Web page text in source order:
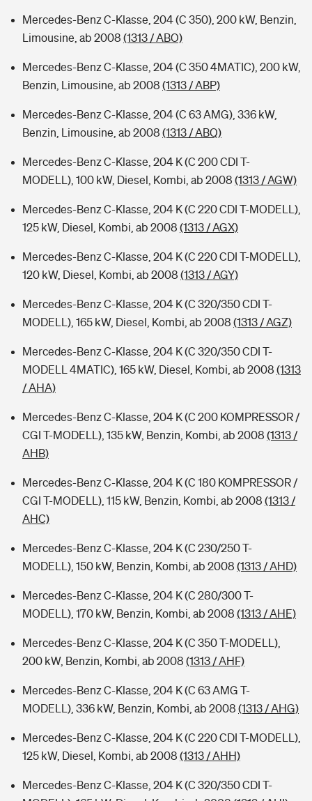
Mercedes-Benz C-Klasse, 204 (C 350), 200 kW, Benzin,
Limousine, ab 2008 (1313 / ABO)
Mercedes-Benz C-Klasse, 204 (C 350 4MATIC), 200 kW,
Benzin, Limousine, ab 2008 (1313 / ABP)
Mercedes-Benz C-Klasse, 204 (C 63 AMG), 336 kW,
Benzin, Limousine, ab 2008 (1313 / ABQ)
Mercedes-Benz C-Klasse, 204 K (C 200 CDI T-
MODELL), 100 kW, Diesel, Kombi, ab 2008 (1313 / AGW)
Mercedes-Benz C-Klasse, 204 K (C 220 CDI T-MODELL),
125 kW, Diesel, Kombi, ab 2008 (1313 / AGX)
Mercedes-Benz C-Klasse, 204 K (C 220 CDI T-MODELL),
120 kW, Diesel, Kombi, ab 2008 (1313 / AGY)
Mercedes-Benz C-Klasse, 204 K (C 320/350 CDI T-
MODELL), 165 kW, Diesel, Kombi, ab 2008 (1313 / AGZ)
Mercedes-Benz C-Klasse, 204 K (C 320/350 CDI T-
MODELL 4MATIC), 165 kW, Diesel, Kombi, ab 2008 (1313
/ AHA)
Mercedes-Benz C-Klasse, 204 K (C 200 KOMPRESSOR /
CGI T-MODELL), 135 kW, Benzin, Kombi, ab 2008 (1313 /
AHB)
Mercedes-Benz C-Klasse, 204 K (C 180 KOMPRESSOR /
CGI T-MODELL), 115 kW, Benzin, Kombi, ab 2008 (1313 /
AHC)
Mercedes-Benz C-Klasse, 204 K (C 230/250 T-
MODELL), 150 kW, Benzin, Kombi, ab 2008 (1313 / AHD)
Mercedes-Benz C-Klasse, 204 K (C 280/300 T-
MODELL), 170 kW, Benzin, Kombi, ab 2008 (1313 / AHE)
Mercedes-Benz C-Klasse, 204 K (C 350 T-MODELL),
200 kW, Benzin, Kombi, ab 2008 (1313 / AHF)
Mercedes-Benz C-Klasse, 204 K (C 63 AMG T-
MODELL), 336 kW, Benzin, Kombi, ab 2008 (1313 / AHG)
Mercedes-Benz C-Klasse, 204 K (C 220 CDI T-MODELL),
125 kW, Diesel, Kombi, ab 2008 (1313 / AHH)
Mercedes-Benz C-Klasse, 204 K (C 320/350 CDI T-